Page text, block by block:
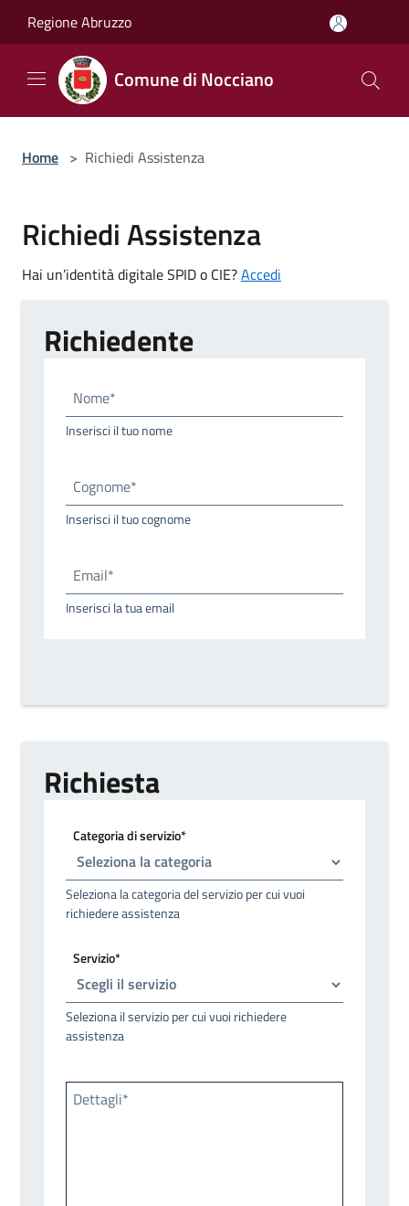
Regione Abruzzo
Comune di Nocciano
Home > Richiedi Assistenza
Richiedi Assistenza
Hai un’identità digitale SPID o CIE?Accedi
Richiedente
Nome*
Inserisci il tuo nome
Cognome*
Inserisci il tuo cognome
Email*
Inserisci la tua email
Richiesta
Categoria di servizio*
Seleziona la categoria del servizio per cui vuoi
richiedere assistenza
Servizio*
Seleziona il servizio per cui vuoi richiedere
assistenza
Dettagli*